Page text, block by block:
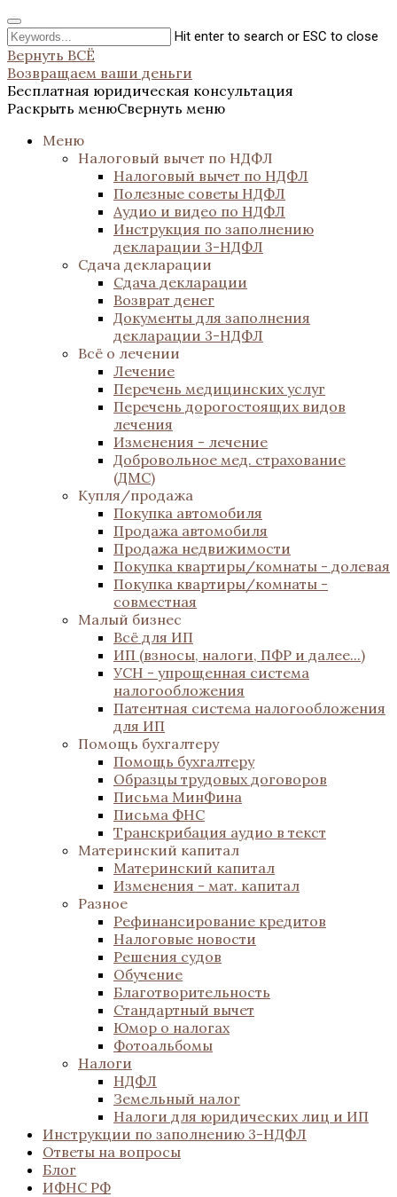
Hit enter to search or ESC to close
Вернуть ВСЁ
Возвращаем ваши деньги
Бесплатная юридическая консультация
Раскрыть менюСвернуть меню
Меню
Налоговый вычет по НДФЛ
Налоговый вычет по НДФЛ
Полезные советы НДФЛ
Аудио и видео по НДФЛ
Инструкция по заполнению
декларации 3-НДФЛ
Сдача декларации
Сдача декларации
Возврат денег
Документы для заполнения
декларации 3-НДФЛ
Всё о лечении
Лечение
Перечень медицинских услуг
Перечень дорогостоящих видов
лечения
Изменения - лечение
Добровольное мед. страхование
(ДМС)
Купля/продажа
Покупка автомобиля
Продажа автомобиля
Продажа недвижимости
Покупка квартиры/комнаты - долевая
Покупка квартиры/комнаты -
совместная
Малый бизнес
Всё для ИП
ИП (взносы, налоги, ПФР и далее...)
УСН - упрощенная система
налогообложения
Патентная система налогообложения
для ИП
Помощь бухгалтеру
Помощь бухгалтеру
Образцы трудовых договоров
Письма МинФина
Письма ФНС
Транскрибация аудио в текст
Материнский капитал
Материнский капитал
Изменения - мат. капитал
Разное
Рефинансирование кредитов
Налоговые новости
Решения судов
Обучение
Благотворительность
Стандартный вычет
Юмор о налогах
Фотоальбомы
Налоги
НДФЛ
Земельный налог
Налоги для юридических лиц и ИП
Инструкции по заполнению 3-НДФЛ
Ответы на вопросы
Блог
ИФНС РФ